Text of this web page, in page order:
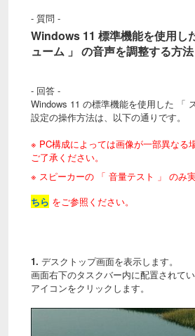
- 質問 -
Windows 11 標準機能を使用し
ューム 」 の音声を調整する方
- 回答 -
Windows 11 の標準機能を使用した 「
設定の操作方法は、以下の通りです。
※ PC構成によっては画像が一部異なる
ご了承ください。
※ スピーカーの 「 音量テスト 」 のみ実
ちら をご参照ください。
1. デスクトップ画面を表示します。
画面右下のタスクバー内に配置されて
アイコンをクリックします。